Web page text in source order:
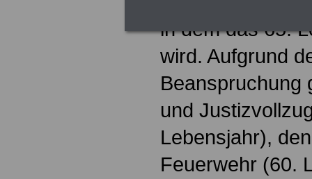
in dem das 65.
wird. Aufgrund
Beanspruchung
und
Lebensjahr),
Feuerwehr (60.